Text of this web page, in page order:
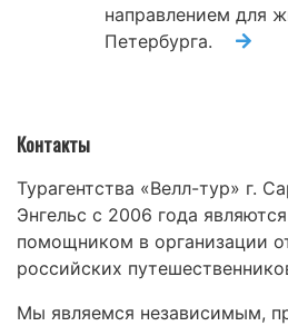
направлением для
Петербурга.
Контакты
Турагентства «Велл-тур» г.
Энгельс с 2006 года
помощником в организации
российских
Мы являемся независимым,